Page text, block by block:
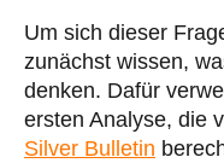
Um sich dieser
zunächst wissen,
denken. Dafür
ersten Analyse, die
Silver Bulletin